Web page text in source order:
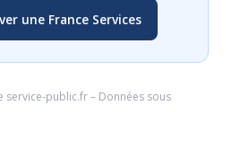
une France Services
service-public.fr– Données sous